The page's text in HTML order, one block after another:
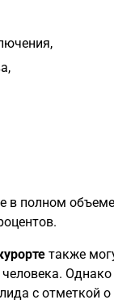
в полном
также
Однако
с отметкой